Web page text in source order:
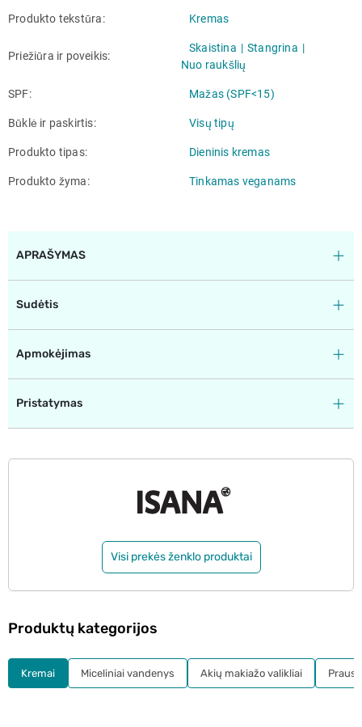
Produkto tekstūra Kremas
Priežiūra ir poveikis
Skaistina
Stangrina
Nuo raukšlių
SPF Mažas (SPF<15)
Būklė ir paskirtis Visų tipų
Produkto tipas Dieninis kremas
Produkto žyma Tinkamas veganams
APRAŠYMAS
Sudėtis
Apmokėjimas
Pristatymas
Visi prekės ženklo produktai
Produktų kategorijos
Kremai Miceliniai vandenys Akių makiažo valikliai